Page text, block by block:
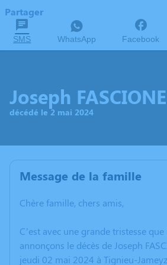
Partager
SMS WhatsApp Facebook
Joseph FASCIONE
décédé le 2 mai 2024
Message de la famille
Chère famille, chers amis,
C’est avec une grande tristesse
annonçons le décès de Joseph
jeudi 02 mai 2024 à Tignieu-